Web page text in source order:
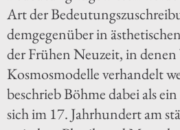
Art der
demgegenüber in
der Frühen Neuzeit, in
Kosmosmodelle verhandelt
beschrieb Böhme dabei als
sich im 17. Jahrhundert am